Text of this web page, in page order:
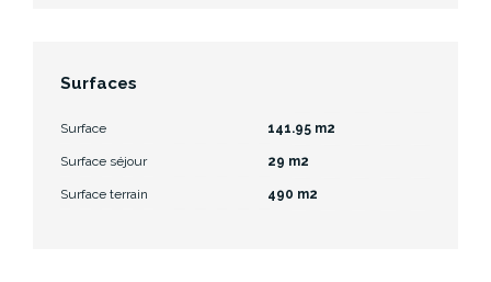
Surfaces
Surface 141.95 m2
Surface séjour 29 m2
Surface terrain 490 m2